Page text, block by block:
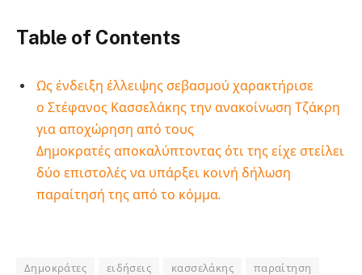
Table of Contents
Ως ένδειξη έλλειψης σεβασμού χαρακτήρισε
ο Στέφανος Κασσελάκης την ανακοίνωση Τζάκρη
για αποχώρηση από τους
Δημοκρατές αποκαλύπτοντας ότι της είχε στείλει
δύο επιστολές να υπάρξει κοινή δήλωση
παραίτησή της από το κόμμα.
Δημοκράτες ειδήσεις κασσελάκης παραίτηση